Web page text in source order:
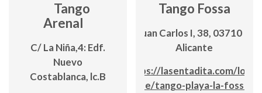
Tango
Arenal
C/ La Niña,4: Edf.
Nuevo
Costablanca, lc.B
Tango Fossa
Av. Juan Carlos I, 38, 03710
Alicante
https://lasentadita.com/
calpe/tango-playa-la-fossa/